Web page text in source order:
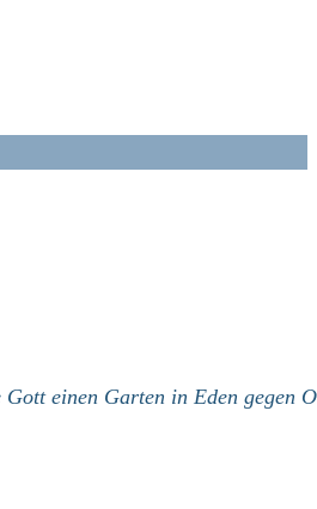
einen Garten in Eden gegen